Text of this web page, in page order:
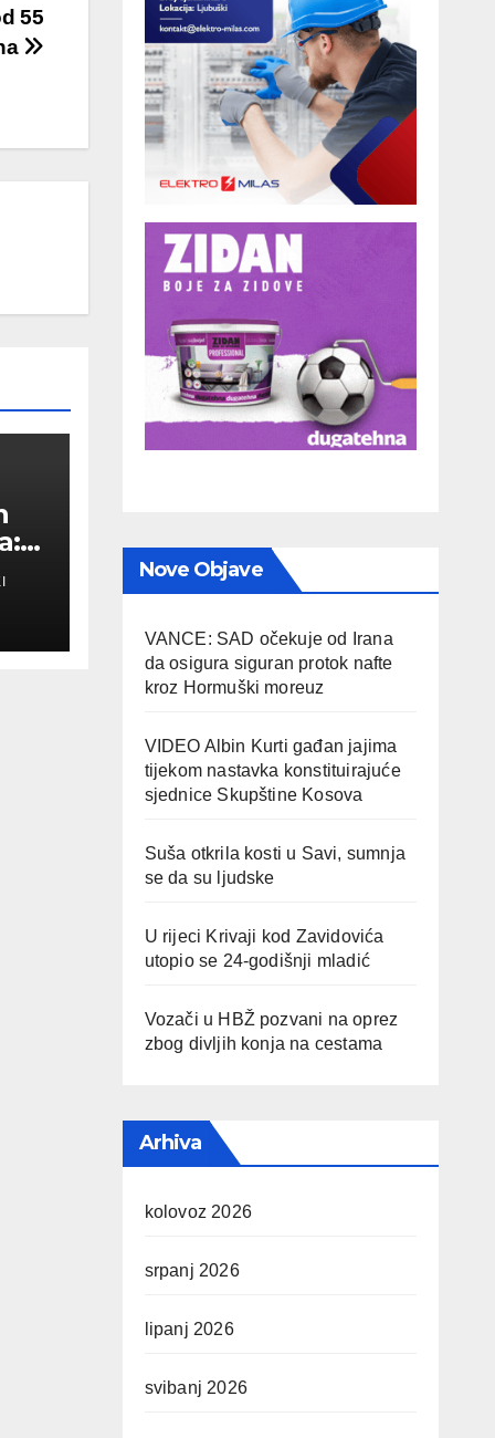
55
Nove Objave
VANCE: SAD očekuje od Irana
da osigura siguran protok nafte
kroz Hormuški moreuz
VIDEO Albin Kurti gađan jajima
tijekom nastavka konstituirajuće
sjednice Skupštine Kosova
Suša otkrila kosti u Savi, sumnja
se da su ljudske
U rijeci Krivaji kod Zavidovića
utopio se 24-godišnji mladić
Vozači u HBŽ pozvani na oprez
zbog divljih konja na cestama
Arhiva
kolovoz 2026
srpanj 2026
lipanj 2026
svibanj 2026